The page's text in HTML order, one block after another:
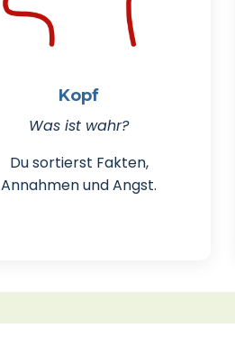
Kopf
Was ist wahr?
Du sortierst Fakten,
Annahmen und Angst.